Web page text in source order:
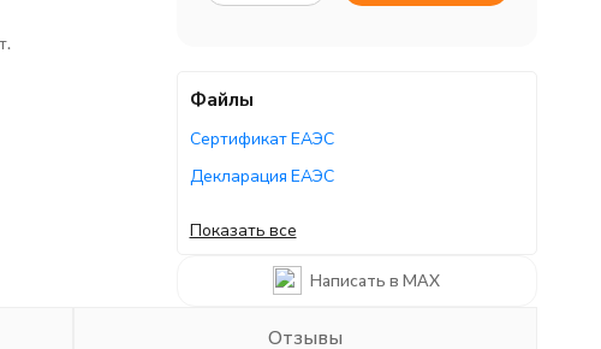
Файлы
Сертификат ЕАЭС
Декларация ЕАЭС
Показать все
Написать в MAX
Отзывы